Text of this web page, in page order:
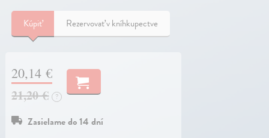
Kúpiť Rezervovať v kníhkupectve
20,14 €
21,20 €
?
Zasielame do 14 dní